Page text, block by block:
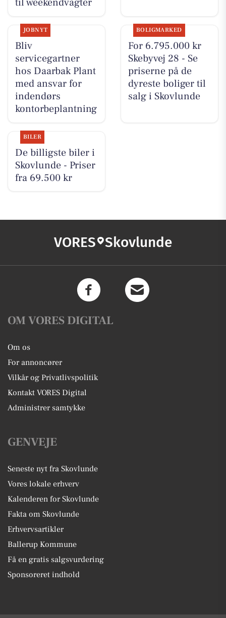
til weekendvagter
JOBNYT
Bliv
servicegartner
hos Daarbak Plant
med ansvar for
indendørs
kontorbeplantning
BOLIGMARKED
For 6.795.000 kr
Skebyvej 28 - Se
priserne på de
dyreste boliger til
salg i Skovlunde
BILER
De billigste biler i
Skovlunde - Priser
fra 69.500 kr
VORES Skovlunde
OM VORES DIGITAL
Om os
For annoncører
Vilkår og Privatlivspolitik
Kontakt VORES Digital
Administrer samtykke
GENVEJE
Seneste nyt fra Skovlunde
Vores lokale erhverv
Kalenderen for Skovlunde
Fakta om Skovlunde
Erhvervsartikler
Ballerup Kommune
Få en gratis salgsvurdering
Sponsoreret indhold